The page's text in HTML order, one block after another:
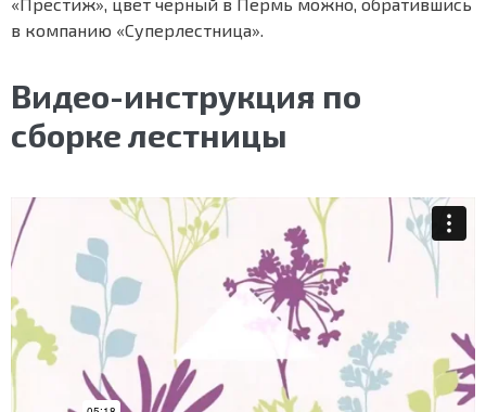
в компанию «Суперлестница».
Видео-инструкция по
сборке лестницы